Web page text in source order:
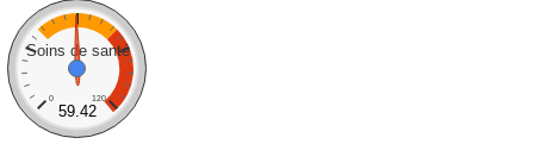
Soins de santé
0 120
59.42
Indice du coût de la vie par pays
à Akaba
Indice des Prix de l'immobilier par Pays
Indice de qualité de vie par pays
Criminalité